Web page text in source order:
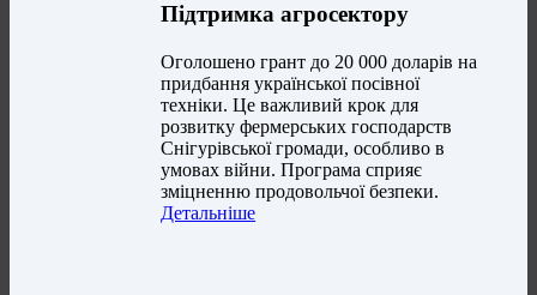
Підтримка агросектору
Оголошено грант до 20 000 доларів на
придбання української посівної
техніки. Це важливий крок для
розвитку фермерських господарств
Снігурівської громади, особливо в
умовах війни. Програма сприяє
зміцненню продовольчої безпеки.
Детальніше